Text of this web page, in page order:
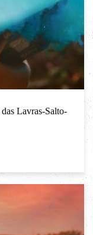
Lavras-Salto-